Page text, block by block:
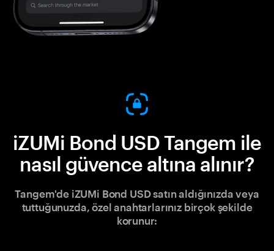
iZUMi Bond USD Tangem ile
nasıl güvence altına alınır?
Tangem'de iZUMi Bond USD satın aldığınızda veya
tuttuğunuzda, özel anahtarlarınız birçok şekilde
korunur: